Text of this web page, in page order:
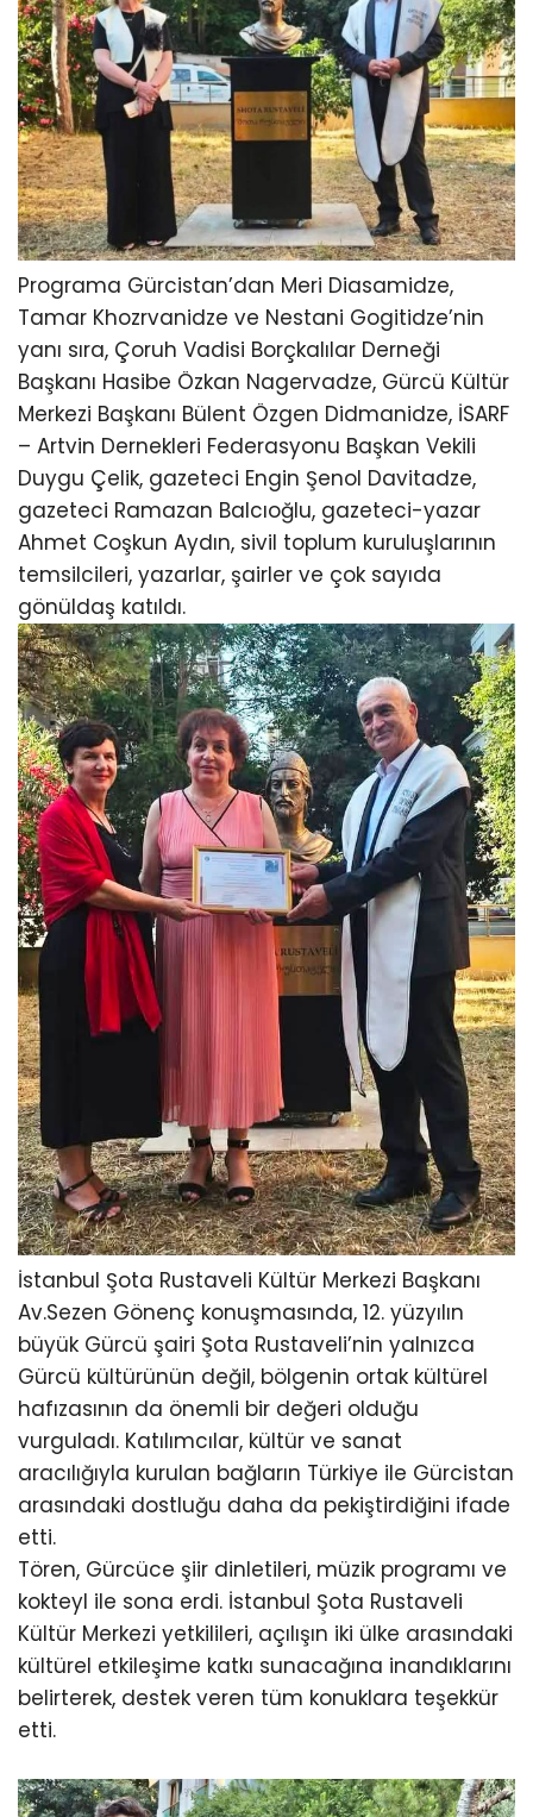
Programa Gürcistan’dan Meri Diasamidze,
Tamar Khozrvanidze ve Nestani Gogitidze’nin
yanı sıra, Çoruh Vadisi Borçkalılar Derneği
Başkanı Hasibe Özkan Nagervadze, Gürcü Kültür
Merkezi Başkanı Bülent Özgen Didmanidze, İSARF
– Artvin Dernekleri Federasyonu Başkan Vekili
Duygu Çelik, gazeteci Engin Şenol Davitadze,
gazeteci Ramazan Balcıoğlu, gazeteci-yazar
Ahmet Coşkun Aydın, sivil toplum kuruluşlarının
temsilcileri, yazarlar, şairler ve çok sayıda
gönüldaş katıldı.
İstanbul Şota Rustaveli Kültür Merkezi Başkanı
Av.Sezen Gönenç konuşmasında, 12. yüzyılın
büyük Gürcü şairi Şota Rustaveli’nin yalnızca
Gürcü kültürünün değil, bölgenin ortak kültürel
hafızasının da önemli bir değeri olduğu
vurguladı. Katılımcılar, kültür ve sanat
aracılığıyla kurulan bağların Türkiye ile Gürcistan
arasındaki dostluğu daha da pekiştirdiğini ifade
etti.
Tören, Gürcüce şiir dinletileri, müzik programı ve
kokteyl ile sona erdi. İstanbul Şota Rustaveli
Kültür Merkezi yetkilileri, açılışın iki ülke arasındaki
kültürel etkileşime katkı sunacağına inandıklarını
belirterek, destek veren tüm konuklara teşekkür
etti.